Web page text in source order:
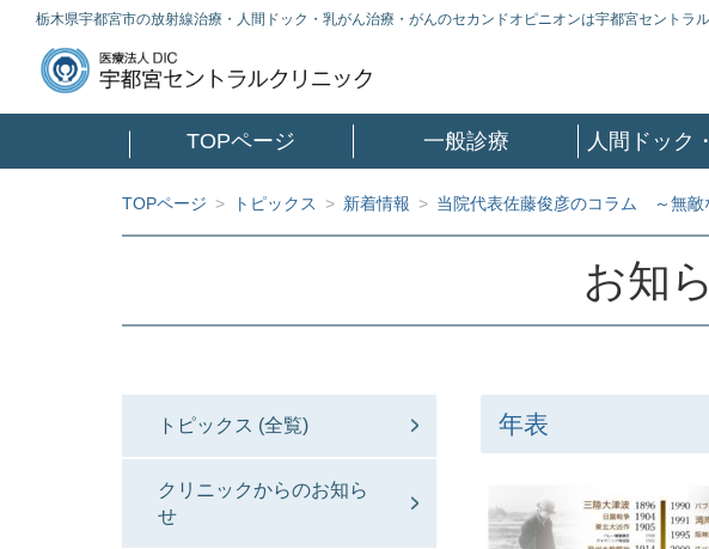
栃木県宇都宮市の放射線治療・人間ドック・乳がん治療・がんのセカンドオピニオンは宇都宮セントラ
TOPページ 一般診療 人間ドック
TOPページ > トピックス > 新着情報 > 当院代表佐藤俊彦のコラム ～無敵
お知
年表
トピックス (全覧)
クリニックからのお知ら
せ